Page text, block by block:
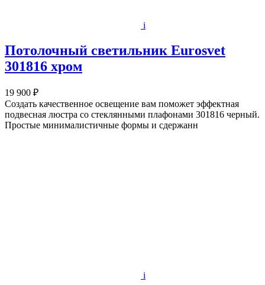
i
Потолочный светильник Eurosvet
301816 хром
19 900 ₽
Создать качественное освещение вам поможет эффектная
подвесная люстра со стеклянными плафонами 301816 черный.
Простые минималистичные формы и сдержанн
i